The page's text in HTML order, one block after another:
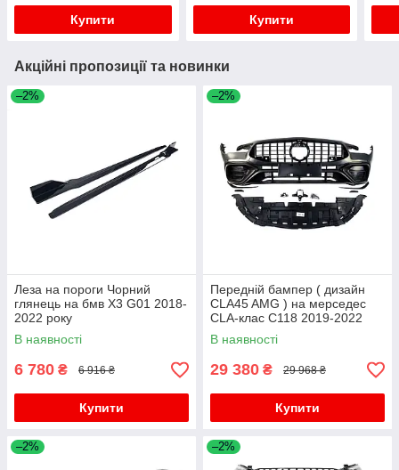
Купити Купити
Акційні пропозиції та новинки
–2%
Леза на пороги Чорний
глянець на бмв X3 G01 2018-
2022 року
В наявності
6 780 ₴ 6 916 ₴
Купити
–2%
Передній бампер ( дизайн
CLA45 AMG ) на мерседес
CLA-клас C118 2019-2022
року
В наявності
29 380 ₴ 29 968 ₴
Купити
–2% –2%